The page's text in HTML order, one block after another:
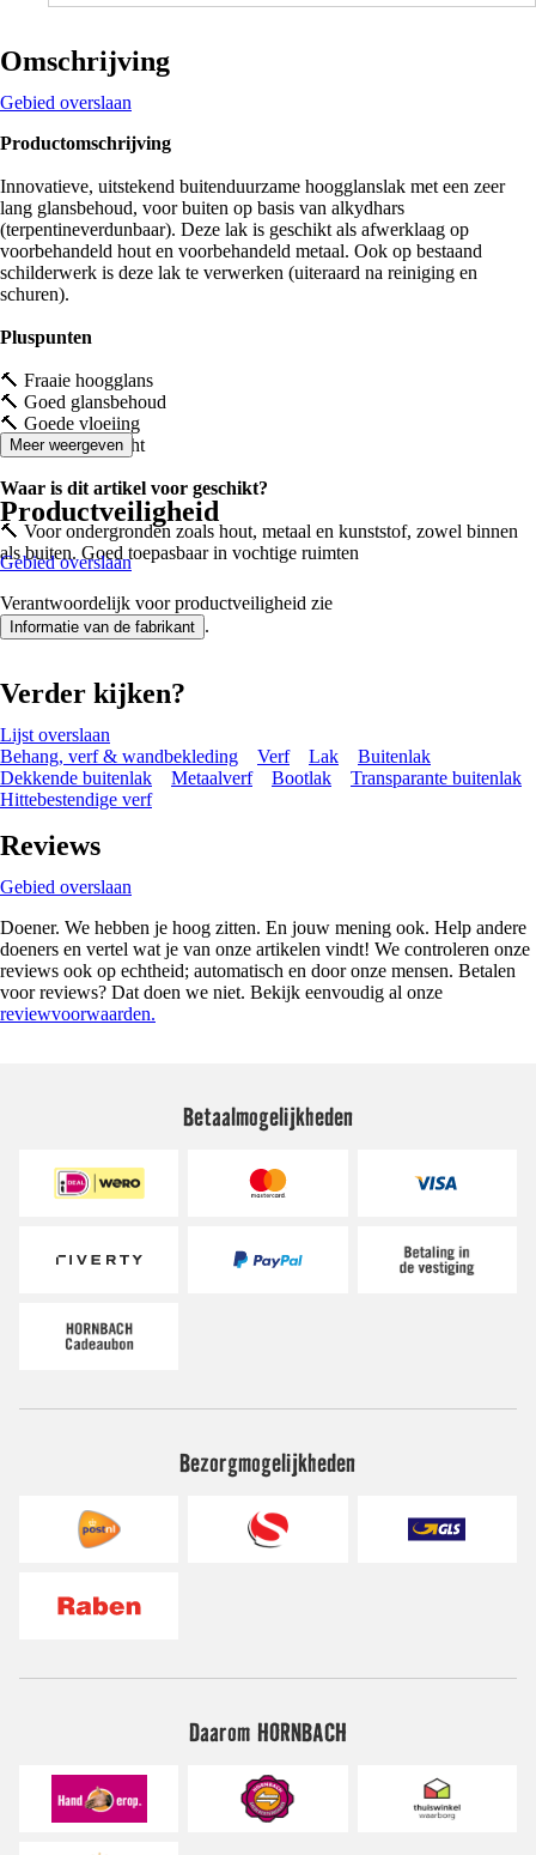
Omschrijving
Gebied overslaan
Productomschrijving
Innovatieve, uitstekend buitenduurzame hoogglanslak met een zeer
lang glansbehoud, voor buiten op basis van alkydhars
(terpentineverdunbaar). Deze lak is geschikt als afwerklaag op
voorbehandeld hout en voorbehandeld metaal. Ook op bestaand
schilderwerk is deze lak te verwerken (uiteraard na reiniging en
schuren).
Pluspunten
🔨 Fraaie hoogglans
🔨 Goed glansbehoud
🔨 Goede vloeiing
🔨 Hoge dekkracht
Waar is dit artikel voor geschikt?
🔨 Voor ondergronden zoals hout, metaal en kunststof, zowel binnen
als buiten. Goed toepasbaar in vochtige ruimten
Meer weergeven
Productveiligheid
Gebied overslaan
Verantwoordelijk voor productveiligheid zie
Informatie van de fabrikant .
Verder kijken?
Lijst overslaan
Behang, verf & wandbekleding
Verf Lak
Buitenlak
Dekkende buitenlak
Metaalverf Bootlak
Transparante buitenlak
Hittebestendige verf
Reviews
Gebied overslaan
Doener. We hebben je hoog zitten. En jouw mening ook. Help andere
doeners en vertel wat je van onze artikelen vindt! We controleren onze
reviews ook op echtheid; automatisch en door onze mensen. Betalen
voor reviews? Dat doen we niet. Bekijk eenvoudig al onze
reviewvoorwaarden.
Betaalmogelijkheden
Bezorgmogelijkheden
Daarom HORNBACH